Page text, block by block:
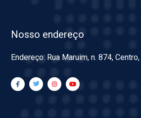
Nosso endereço
Endereço: Rua Maruim, n. 874,